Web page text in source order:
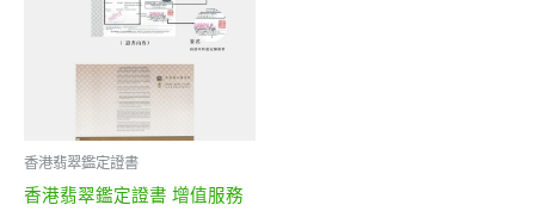
香港翡翠鑑定證書
香港翡翠鑑定證書 增值服務